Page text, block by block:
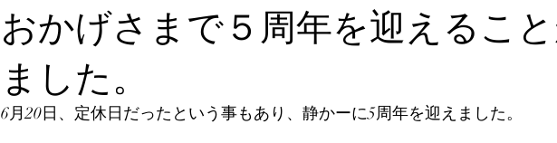
おかげさまで５周年を迎えるこ
ました。
6月20日、定休日だったという事もあり、静かーに5周年を迎えました。